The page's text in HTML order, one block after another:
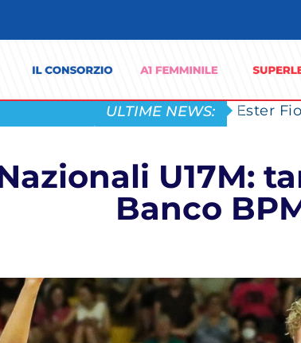
ULTIME NEWS: Ester
U17M:
Banco